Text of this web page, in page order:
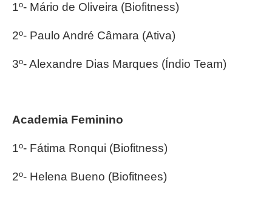
1º- Mário de Oliveira (Biofitness)
2º- Paulo André Câmara (Ativa)
3º- Alexandre Dias Marques (Índio Team)
Academia Feminino
1º- Fátima Ronqui (Biofitness)
2º- Helena Bueno (Biofitnees)